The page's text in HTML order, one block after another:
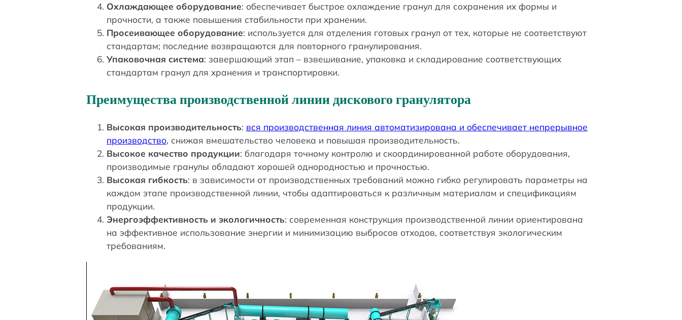
Охлаждающее оборудование: обеспечивает быстрое охлаждение гранул для сохранения их формы и
прочности, а также повышения стабильности при хранении.
Просеивающее оборудование: используется для отделения готовых гранул от тех, которые не соответствуют
стандартам; последние возвращаются для повторного гранулирования.
Упаковочная система: завершающий этап – взвешивание, упаковка и складирование соответствующих
стандартам гранул для хранения и транспортировки.
Преимущества производственной линии дискового гранулятора
Высокая производительность: вся производственная линия автоматизирована и обеспечивает непрерывное
производство, снижая вмешательство человека и повышая производительность.
Высокое качество продукции: благодаря точному контролю и скоординированной работе оборудования,
производимые гранулы обладают хорошей однородностью и прочностью.
Высокая гибкость: в зависимости от производственных требований можно гибко регулировать параметры на
каждом этапе производственной линии, чтобы адаптироваться к различным материалам и спецификациям
продукции.
Энергоэффективность и экологичность: современная конструкция производственной линии ориентирована
на эффективное использование энергии и минимизацию выбросов отходов, соответствуя экологическим
требованиям.